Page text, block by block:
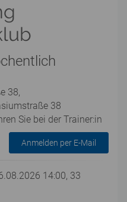
38,
38
Sie bei der Trainer:in
Anmelden per E-Mail
14:00, 33